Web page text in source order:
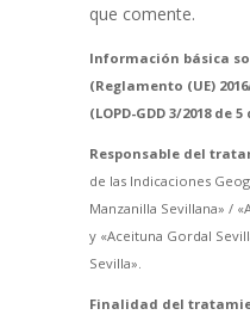
que comente.
Información básica
(Reglamento (UE)
(LOPD-GDD 3/2018 de
Responsable del
de las Indicaciones
Manzanilla Sevillana» /
y «Aceituna Gordal
Sevilla».
Finalidad del